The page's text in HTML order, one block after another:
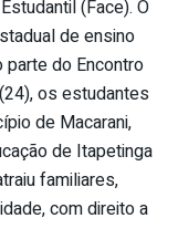
(Face). O
de ensino
do Encontro
os estudantes
de Macarani,
de Itapetinga
familiares,
com direito a